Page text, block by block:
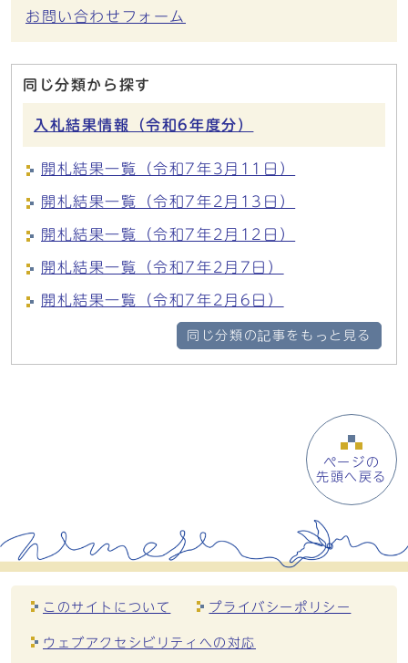
お問い合わせフォーム
同じ分類から探す
入札結果情報（令和6年度分）
開札結果一覧（令和7年3月11日）
開札結果一覧（令和7年2月13日）
開札結果一覧（令和7年2月12日）
開札結果一覧（令和7年2月7日）
開札結果一覧（令和7年2月6日）
同じ分類の記事をもっと見る
ページの
先頭へ戻る
このサイトについて プライバシーポリシー
ウェブアクセシビリティへの対応